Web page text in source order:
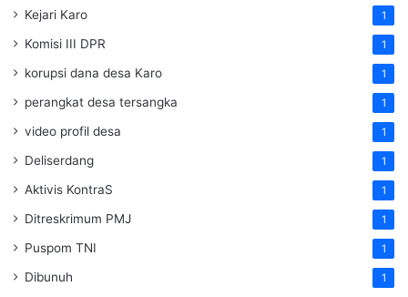
Kejari Karo 1
Komisi III DPR 1
korupsi dana desa Karo 1
perangkat desa tersangka 1
video profil desa 1
Deliserdang 1
Aktivis KontraS 1
Ditreskrimum PMJ 1
Puspom TNI 1
Dibunuh 1